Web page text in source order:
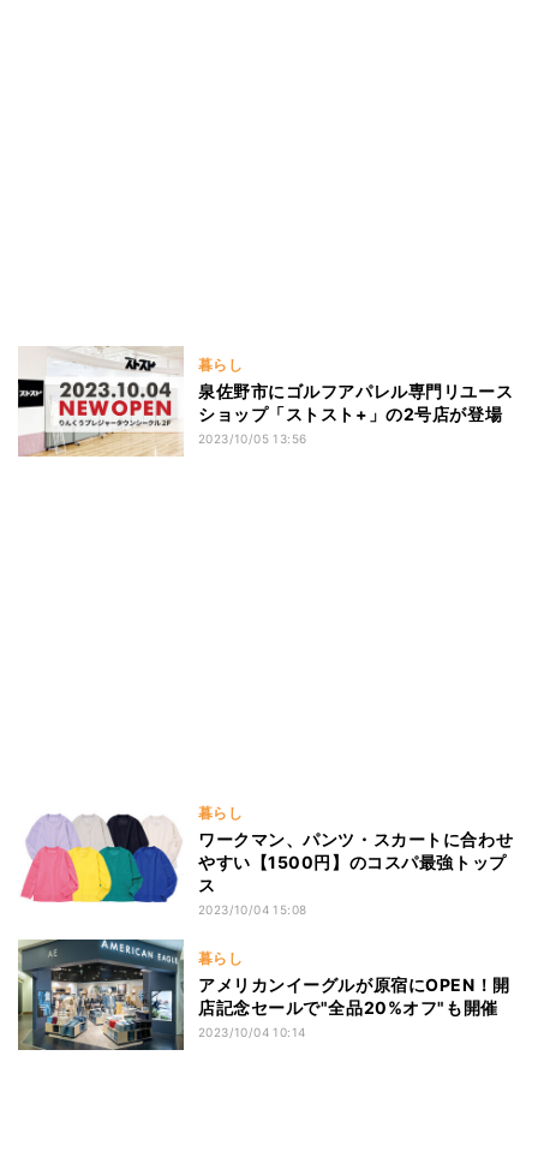
暮らし
泉佐野市にゴルフアパレル専門リユース
ショップ「ストスト+」の2号店が登場
2023/10/05 13:56
暮らし
ワークマン、パンツ・スカートに合わせ
やすい【1500円】のコスパ最強トップ
ス
2023/10/04 15:08
暮らし
アメリカンイーグルが原宿にOPEN！開
店記念セールで"全品20%オフ"も開催
2023/10/04 10:14